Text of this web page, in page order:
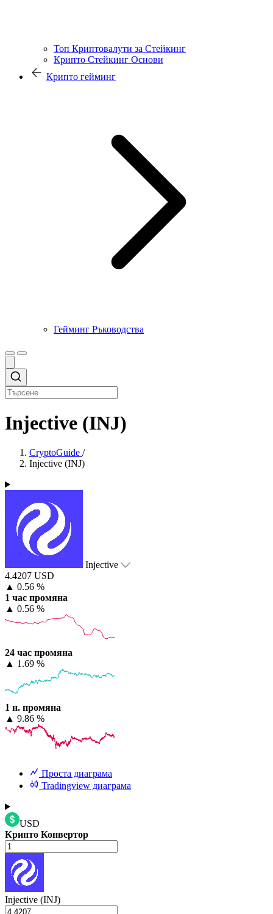
Топ Криптовалути за Стейкинг
Крипто Стейкинг Основи
Крипто гейминг
Гейминг Ръководства
Injective (INJ)
CryptoGuide /
Injective (INJ)
Injective
4.4207 USD
▲ 0.56 %
1 час промяна
▲ 0.56 %
24 час промяна
▲ 1.69 %
1 н. промяна
▲ 9.86 %
Проста диаграма
Tradingview диаграма
USD
Крипто Конвертор
Injective (INJ)